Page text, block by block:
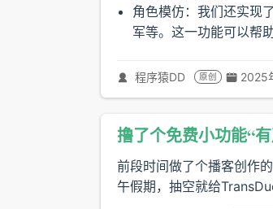
角色模仿：我们还实现
军等。这一功能可以帮
程序猿DD 原创 2025
撸了个免费小功能“
前段时间做了个播客创作
午假期，抽空就给